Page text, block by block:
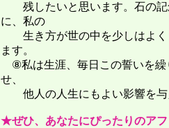
残したいと思います。石の記
に、私の
生き方が世の中を少しはよく
ます。
⑧私は生涯、毎日この誓いを繰
せ、
他人の人生にもよい影響
★ぜひ、あなたにぴったりのア